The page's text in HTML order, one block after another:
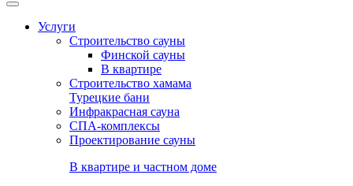
Услуги
Строительство сауны
Финской сауны
В квартире
Строительство хамама
Турецкие бани
Инфракрасная сауна
СПА-комплексы
Проектирование сауны
В квартире и частном доме